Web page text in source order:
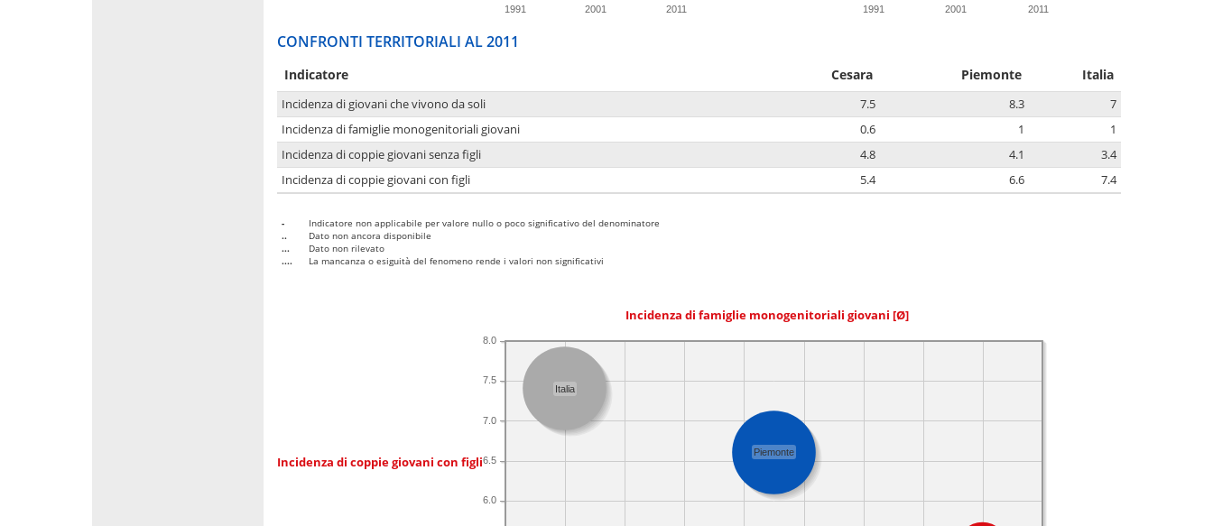
1991 2001 2011 1991 2001 2011
CONFRONTI TERRITORIALI AL 2011
Indicatore Cesara Piemonte Italia
Incidenza di giovani che vivono da soli 7.5 8.3
7
Incidenza di famiglie monogenitoriali giovani
0.6 1
1
Incidenza di coppie giovani senza figli
4.8 4.1
3.4
Incidenza di coppie giovani con figli
5.4 6.6 7.4
-
Indicatore non applicabile per valore nullo o poco significativo del denominatore
..
Dato non ancora disponibile
...
Dato non rilevato
....
La mancanza o esiguità del fenomeno rende i valori non significativi
Incidenza di famiglie monogenitoriali giovani [Ø]
Incidenza di coppie giovani con figli
6.0
6.5
7.0
7.5
8.0
Piemonte
Italia